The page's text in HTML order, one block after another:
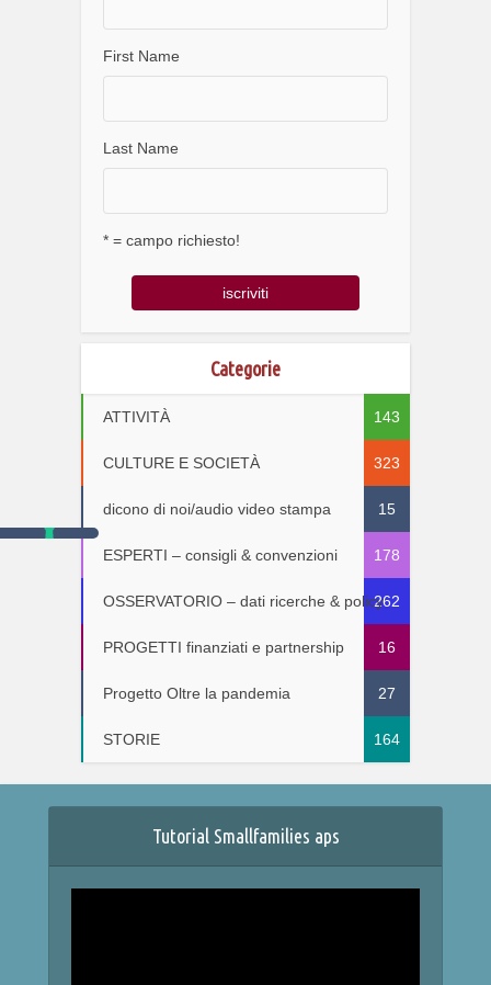
First Name
Last Name
* = campo richiesto!
Categorie
ATTIVITÀ 143
CULTURE E SOCIETÀ 323
dicono di noi/audio video stampa 15
ESPERTI – consigli & convenzioni 178
OSSERVATORIO – dati ricerche & policy262
PROGETTI finanziati e partnership 16
Progetto Oltre la pandemia 27
STORIE 164
Tutorial Smallfamilies aps